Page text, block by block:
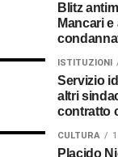
Blitz
Mancari
ISTITUZIONI
Servizio
altri
contratto
CULTURA
Placido